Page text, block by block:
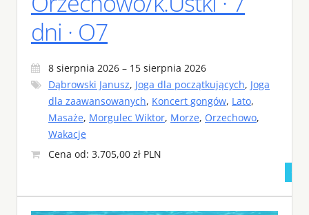
dni · O7
8 sierpnia 2026 – 15 sierpnia 2026
Dąbrowski Janusz, Joga dla początkujących, Joga
dla zaawansowanych, Koncert gongów, Lato,
Masaże, Morgulec Wiktor, Morze, Orzechowo,
Wakacje
Cena od: 3.705,00 zł PLN